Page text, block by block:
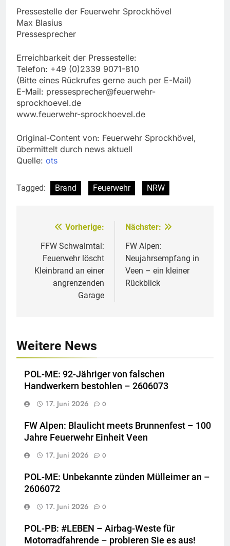
Pressestelle der Feuerwehr Sprockhövel
Max Blasius
Pressesprecher
Erreichbarkeit der Pressestelle:
Telefon: +49 (0)2339 9071-810
(Bitte eines Rückrufes gerne auch per E-Mail)
E-Mail: pressesprecher@feuerwehr-
sprockhoevel.de
www.feuerwehr-sprockhoevel.de
Original-Content von: Feuerwehr Sprockhövel,
übermittelt durch news aktuell
Quelle: ots
Tagged: Brand Feuerwehr NRW
Beitragsnavigation
Vorherige:
FFW Schwalmtal:
Feuerwehr löscht
Kleinbrand an einer
angrenzenden
Garage
Nächster:
FW Alpen:
Neujahrsempfang in
Veen – ein kleiner
Rückblick
Weitere News
POL-ME: 92-Jähriger von falschen
Handwerkern bestohlen – 2606073
17. Juni 2026
0
FW Alpen: Blaulicht meets Brunnenfest – 100
Jahre Feuerwehr Einheit Veen
17. Juni 2026
0
POL-ME: Unbekannte zünden Mülleimer an –
2606072
17. Juni 2026
0
POL-PB: #LEBEN – Airbag-Weste für
Motorradfahrende – probieren Sie es aus!